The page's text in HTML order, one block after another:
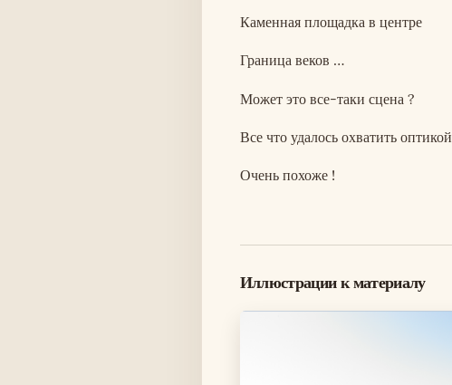
Каменная площадка в центре
Граница веков …
Может это все-таки сцена ?
Все что удалось охватить оптикой
Очень похоже !
Иллюстрации к материалу